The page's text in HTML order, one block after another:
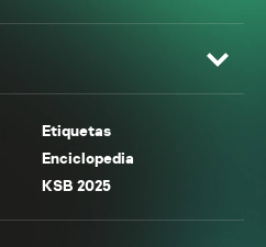
Etiquetas
Enciclopedia
KSB 2025